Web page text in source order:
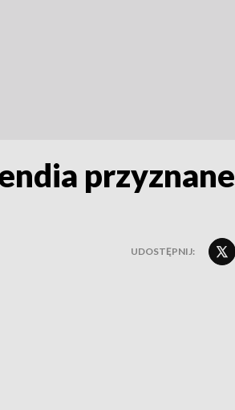
przyznane
UDOSTĘPNIJ: